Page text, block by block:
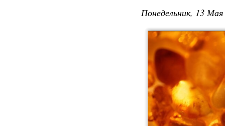
Понедельник, 13